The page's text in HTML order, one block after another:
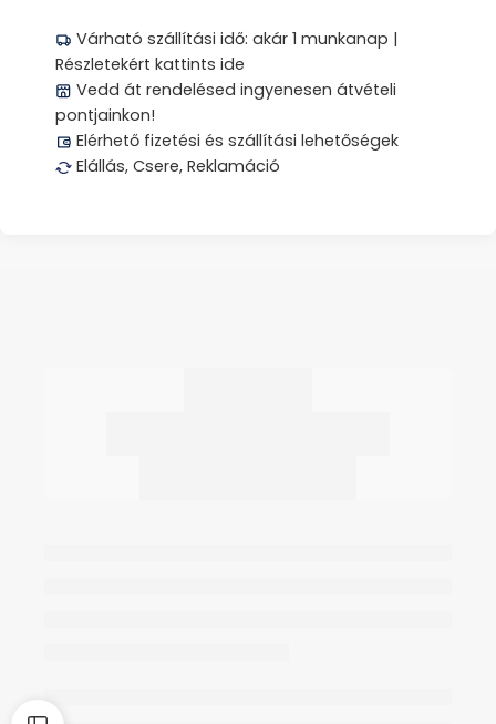
Várható szállítási idő: akár 1 munkanap |
Részletekért kattints ide
Vedd át rendelésed ingyenesen átvételi
pontjainkon!
Elérhető fizetési és szállítási lehetőségek
Elállás, Csere, Reklamáció